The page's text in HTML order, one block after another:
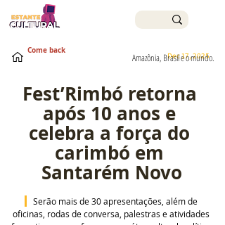
Dec 17, 2025
Amazônia, Brasil e o mundo.
Come back
Fest’Rimbó retorna
após 10 anos e
celebra a força do
carimbó em
Santarém Novo
Serão mais de 30 apresentações, além de
oficinas, rodas de conversa, palestras e atividades